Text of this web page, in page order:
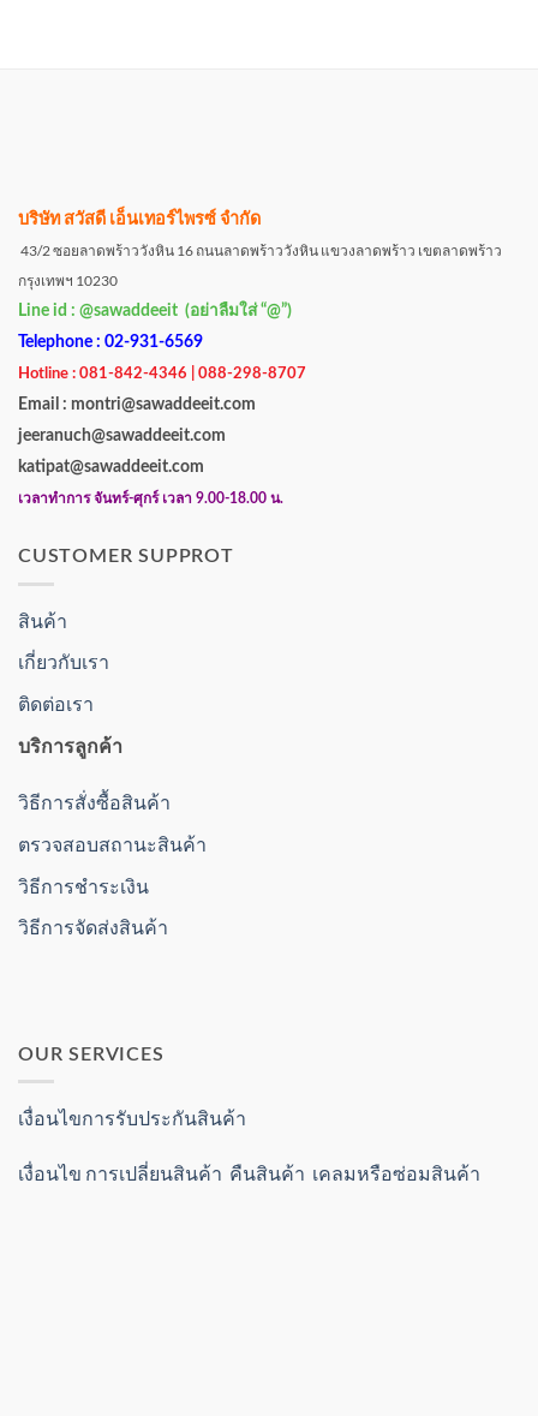
บริษัท สวัสดี เอ็นเทอร์ไพรซ์ จำกัด
43/2 ซอยลาดพร้าววังหิน 16 ถนนลาดพร้าววังหิน แขวงลาดพร้าว เขตลาดพร้าว
กรุงเทพฯ 10230
Line id : @sawaddeeit (อย่าลืมใส่ “@”)
Telephone : 02-931-6569
Hotline : 081-842-4346 | 088-298-8707
Email : montri@sawaddeeit.com
jeeranuch@sawaddeeit.com
katipat@sawaddeeit.com
เวลาทำการ จันทร์-ศุกร์ เวลา 9.00-18.00 น.
CUSTOMER SUPPROT
สินค้า
เกี่ยวกับเรา
ติดต่อเรา
บริการลูกค้า
วิธีการสั่งซื้อสินค้า
ตรวจสอบสถานะสินค้า
วิธีการชำระเงิน
วิธีการจัดส่งสินค้า
OUR SERVICES
เงื่อนไขการรับประกันสินค้า
เงื่อนไข การเปลี่ยนสินค้า คืนสินค้า เคลมหรือซ่อมสินค้า